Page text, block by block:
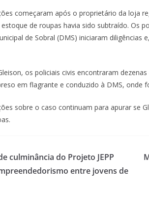
começaram após o proprietário da loja
de roupas havia sido subtraído. Os
de Sobral (DMS) iniciaram
os policiais civis encontraram
em flagrante e conduzido à DMS, onde
sobre o caso continuam para apurar se
culminância do Projeto JEPP
entre jovens de